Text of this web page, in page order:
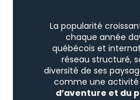
La popularité
chaque année
québécois et
réseau structuré,
diversité de ses
comme une activité
d’aventure et du